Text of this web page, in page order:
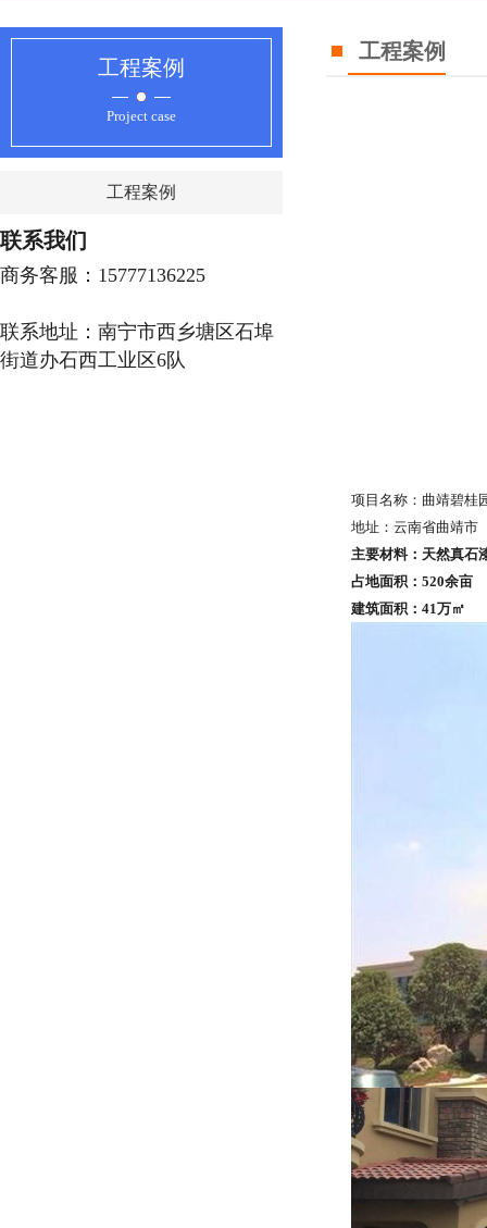
工程案例
Project case
工程案例
联系我们
商务客服：15777136225
联系地址：南宁市西乡塘区石埠
街道办石西工业区6队
工程案例
项目名称：曲靖碧桂
地址：云南省曲靖市
主要材料：天然真石
占地面积： 520余亩
建筑面积： 41万㎡